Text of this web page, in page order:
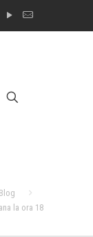
Blog
la ora 18